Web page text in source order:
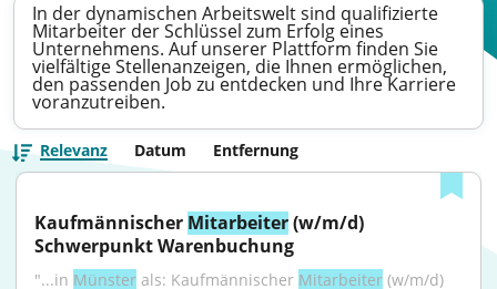
In der dynamischen Arbeitswelt sind qualifizierte
Mitarbeiter der Schlüssel zum Erfolg eines
Unternehmens. Auf unserer Plattform finden Sie
vielfältige Stellenanzeigen, die Ihnen ermöglichen,
den passenden Job zu entdecken und Ihre Karriere
voranzutreiben.
Relevanz Datum Entfernung
Kaufmännischer Mitarbeiter (w/m/d)
Schwerpunkt Warenbuchung
"...in Münster als: Kaufmännischer Mitarbeiter (w/m/d)